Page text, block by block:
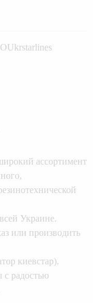
ассортимент
Украине.
или производить
киевстар).
радостью